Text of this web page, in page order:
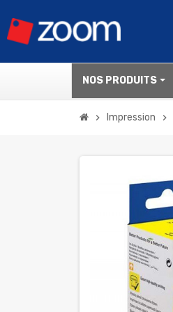
NOS PRODUITS
chevron_right Impression chevron_right